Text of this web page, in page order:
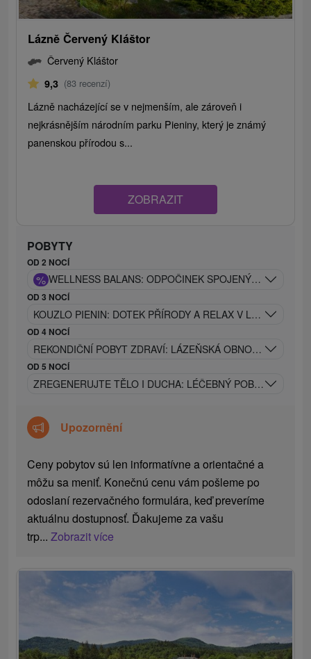
Lázně Červený Kláštor
Červený Kláštor
9,3 (83 recenzí)
Lázně nacházející se v nejmenším, ale zároveň i
nejkrásnějším národním parku Pieniny, který je známý
panenskou přírodou s...
ZOBRAZIT
POBYTY
OD 2 NOCÍ
% WELLNESS BALANS: ODPOČINEK SPOJENÝ S
OD 3 NOCÍ
KOUZLO PIENIN: DOTEK PŘÍRODY A RELAX V LÁZNÍCH
OD 4 NOCÍ
REKONDIČNÍ POBYT ZDRAVÍ: LÁZEŇSKÁ OBNOVA SIL -
OD 5 NOCÍ
ZREGENERUJTE TĚLO I DUCHA: LÉČEBNÝ POBYT S
Upozornění
Ceny pobytov sú len informatívne a orientačné a
môžu sa meniť. Konečnú cenu vám pošleme po
odoslaní rezervačného formulára, keď preveríme
aktuálnu dostupnosť. Ďakujeme za vašu
trp...Zobrazit více